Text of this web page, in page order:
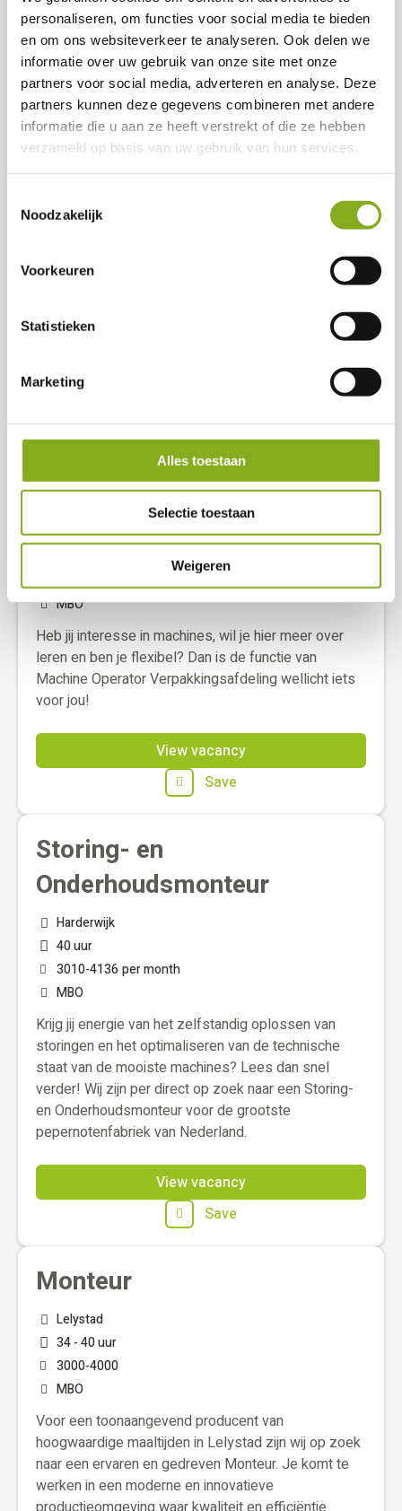
personaliseren, om functies voor social media te bieden
en om ons websiteverkeer te analyseren. Ook delen we
informatie over uw gebruik van onze site met onze
partners voor social media, adverteren en analyse. Deze
partners kunnen deze gegevens combineren met andere
informatie die u aan ze heeft verstrekt of die ze hebben
verzameld op basis van uw gebruik van hun services.
Noodzakelijk
Voorkeuren
Statistieken
Marketing
Alles toestaan
Selectie toestaan
Weigeren
Vollenhove
40 uur
2608-4124per month
Geen opleiding nodig
Wij zijn op zoek naar een professionele chauffeur die
een voertuig met rijbewijs CE kan besturen. Als
tijdig vervoeren van goederen over korte en lange
afstanden. Je zorgt voor correct laden, volgt de
logistieke operatie. Een goede rijstijl,
betrouwbaarheid en verantwoordelijkheidsgevoel zijn
Machine Operators
Verpakkingsafdeling
Harderwijk
MBO
Heb jij interesse in machines, wil je hier meer over
leren en ben je flexibel? Dan is de functie van
Machine Operator Verpakkingsafdeling wellicht iets
voor jou!
View vacancy
Save
Storing- en
Onderhoudsmonteur
Harderwijk
40 uur
3010-4136per month
MBO
Krijg jij energie van het zelfstandig oplossen van
storingen en het optimaliseren van de technische
staat van de mooiste machines? Lees dan snel
verder! Wij zijn per direct op zoek naar een Storing-
en Onderhoudsmonteur voor de grootste
pepernotenfabriek van Nederland.
View vacancy
Save
Monteur
Lelystad
34 - 40 uur
3000-4000
MBO
Voor een toonaangevend producent van
hoogwaardige maaltijden in Lelystad zijn wij op zoek
naar een ervaren en gedreven Monteur. Je komt te
werken in een moderne en innovatieve